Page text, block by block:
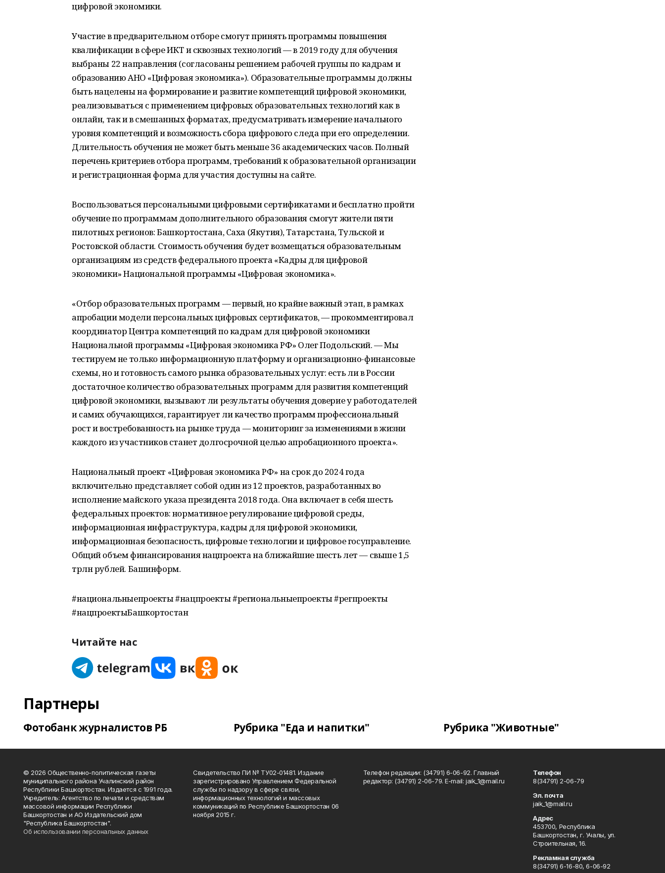
цифровой экономики.
Участие в предварительном отборе смогут принять программы повышения
квалификации в сфере ИКТ и сквозных технологий — в 2019 году для обучения
выбраны 22 направления (согласованы решением рабочей группы по кадрам и
образованию АНО «Цифровая экономика»). Образовательные программы должны
быть нацелены на формирование и развитие компетенций цифровой экономики,
реализовываться с применением цифровых образовательных технологий как в
онлайн, так и в смешанных форматах, предусматривать измерение начального
уровня компетенций и возможность сбора цифрового следа при его определении.
Длительность обучения не может быть меньше 36 академических часов. Полный
перечень критериев отбора программ, требований к образовательной организации
и регистрационная форма для участия доступны на сайте.
Воспользоваться персональными цифровыми сертификатами и бесплатно пройти
обучение по программам дополнительного образования смогут жители пяти
пилотных регионов: Башкортостана, Саха (Якутия), Татарстана, Тульской и
Ростовской области. Стоимость обучения будет возмещаться образовательным
организациям из средств федерального проекта «Кадры для цифровой
экономики» Национальной программы «Цифровая экономика».
«Отбор образовательных программ — первый, но крайне важный этап, в рамках
апробации модели персональных цифровых сертификатов, — прокомментировал
координатор Центра компетенций по кадрам для цифровой экономики
Национальной программы «Цифровая экономика РФ» Олег Подольский. — Мы
тестируем не только информационную платформу и организационно-финансовые
схемы, но и готовность самого рынка образовательных услуг: есть ли в России
достаточное количество образовательных программ для развития компетенций
цифровой экономики, вызывают ли результаты обучения доверие у работодателей
и самих обучающихся, гарантирует ли качество программ профессиональный
рост и востребованность на рынке труда — мониторинг за изменениями в жизни
каждого из участников станет долгосрочной целью апробационного проекта».
Национальный проект «Цифровая экономика РФ» на срок до 2024 года
включительно представляет собой один из 12 проектов, разработанных во
исполнение майского указа президента 2018 года. Она включает в себя шесть
федеральных проектов: нормативное регулирование цифровой среды,
информационная инфраструктура, кадры для цифровой экономики,
информационная безопасность, цифровые технологии и цифровое госуправление.
Общий объем финансирования нацпроекта на ближайшие шесть лет — свыше 1,5
трлн рублей. Башинформ.
#национальныепроекты #нацпроекты #региональныепроекты #регпроекты
#нацпроектыБашкортостан
Читайте нас
Партнеры
Фотобанк журналистов РБ Рубрика "Еда и напитки" Рубрика "Животные"
© 2026 Общественно-политическая газеты
муниципального района Учалинский район
Республики Башкортостан. Издается с 1991 года.
Учредитель: Агентство по печати и средствам
массовой информации Республики
Башкортостан и АО Издательский дом
"Республика Башкортостан".
Об использовании персональных данных
Свидетельство ПИ № ТУ02-01481. Издание
зарегистрировано Управлением Федеральной
службы по надзору в сфере связи,
информационных технологий и массовых
коммуникаций по Республике Башкортостан 06
ноября 2015 г.
Телефон редакции: (34791) 6-06-92. Главный
редактор: (34791) 2-06-79. Е-mаil: jaik_1@mail.ru
Телефон
8(34791) 2-06-79
Эл. почта
jaik_1@mail.ru
Адрес
453700, Республика
Башкортостан, г. Учалы, ул.
Строительная, 16.
Рекламная служба
8(34791) 6-16-80, 6-06-92